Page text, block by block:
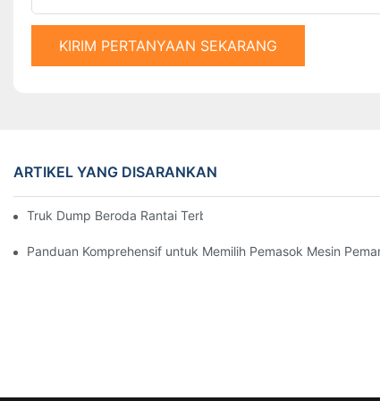
KIRIM PERTANYAAN SEKARANG
ARTIKEL YANG DISARANKAN
Truk Dump Beroda Rantai Terbaik di Pasaran Saat Ini
Panduan Komprehensif untuk Memilih Pemasok Mesin